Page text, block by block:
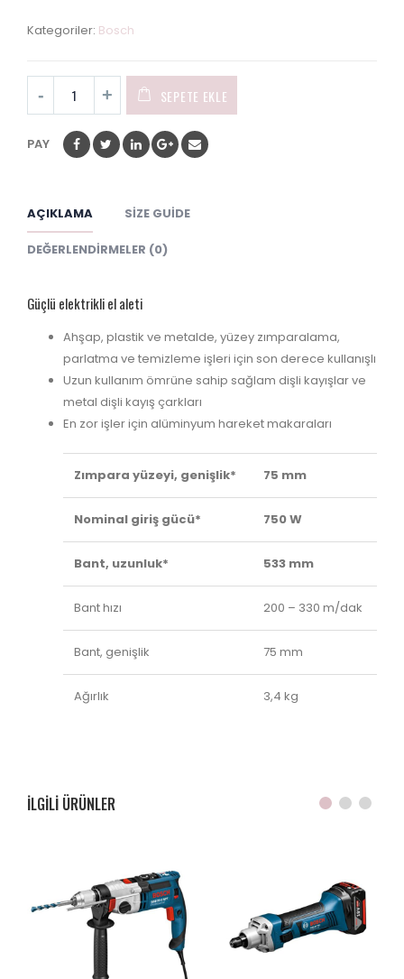
of
Kategoriler: Bosch
SEPETE EKLE
PAY
AÇIKLAMA SIZE GUIDE
DEĞERLENDIRMELER (0)
Güçlü elektrikli el aleti
Ahşap, plastik ve metalde, yüzey zımparalama,
parlatma ve temizleme işleri için son derece kullanışlı
Uzun kullanım ömrüne sahip sağlam dişli kayışlar ve
metal dişli kayış çarkları
En zor işler için alüminyum hareket makaraları
Zımpara yüzeyi, genişlik* 75 mm
Nominal giriş gücü* 750 W
Bant, uzunluk* 533 mm
Bant hızı 200 – 330 m/dak
Bant, genişlik 75 mm
Ağırlık 3,4 kg
ILGILI ÜRÜNLER